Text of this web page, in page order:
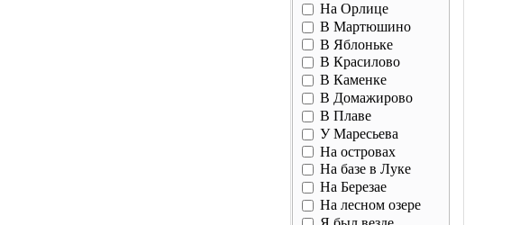
На Орлице
В Мартюшино
В Яблоньке
В Красилово
В Каменке
В Домажирово
В Плаве
У Маресьева
На островах
На базе в Луке
На Березае
На лесном озере